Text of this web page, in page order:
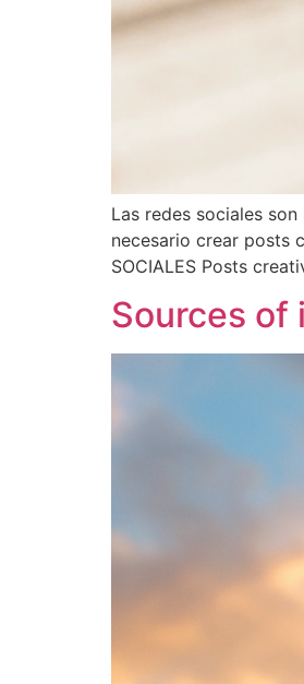
Las redes sociales
necesario crear posts
SOCIALES Posts
Sources